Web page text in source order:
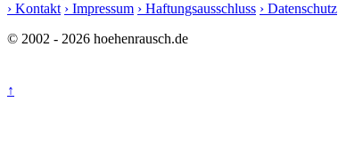
› Kontakt › Impressum › Haftungsausschluss › Datenschutz
© 2002 - 2026 hoehenrausch.de
↑